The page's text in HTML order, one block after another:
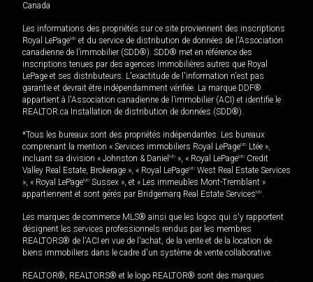
Canada
Les informations des propriétés sur ce site proviennent des inscriptions
Royal LePageMD et du service de distribution de données de l'Association
canadienne de l’immobilier (SDD®). SDD® met en référence des
inscriptions tenues par des agences immobilières autres que Royal
LePage et ses distributeurs. L'exactitude de l'information n'est pas
garantie et devrait être indépendamment vérifiée. La marque DDF®
appartient à l'Association canadienne de l’immobilier (ACI) et identifie le
REALTOR.ca Installation de distribution de données (SDD®).
*Tous les bureaux sont des propriétés indépendantes. Les bureaux
comprenant la mention « Services immobiliers Royal LePageMD Ltée »,
incluant sa division « Johnston & Daniel MD », « Royal LePageMD Credit
Valley Real Estate, Brokerage », « Royal LePageMD West Real Estate Services
», « Royal LePageMD Sussex », et « Les immeubles Mont-Tremblant »
appartiennent et sont gérés par Bridgemarq Real Estate ServicesMD.
Les marques de commerce MLS® ainsi que les logos qui s'y rapportent
désignent les services professionnels rendus par les membres
REALTORS® de l'ACI en vue de l'achat, de la vente et de la location de
biens immobiliers dans le cadre d'un système de vente collaborative.
REALTOR®, REALTORS® et le logo REALTOR® sont des marques